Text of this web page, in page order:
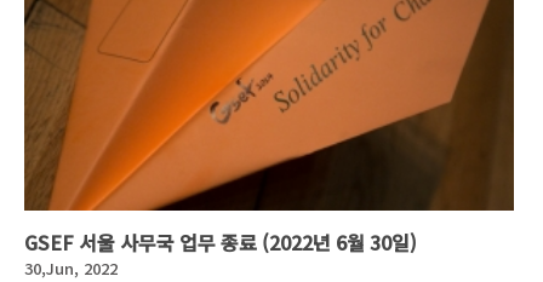
GSEF 서울 사무국 업무 종료 (2022년 6월 30일)
30,Jun, 2022